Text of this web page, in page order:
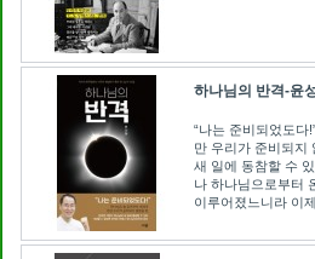
하나님의 반격-윤
“나는 준비되었도다
만 우리가 준비되지
새 일에 동참할 수
나 하나님으로부터
이루어졌느니라 이